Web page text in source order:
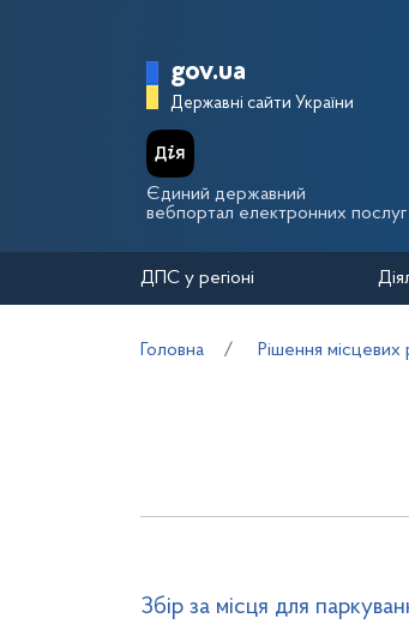
Головна
gov.ua
Державні сайти України
Єдиний державний
вебпортал електронних послуг
ДПС у регіоні
Головна Рішення місцевих
Збір за місця для